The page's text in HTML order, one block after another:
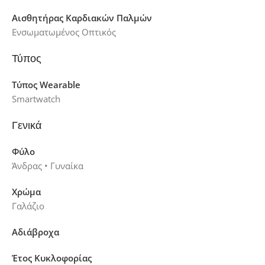
Αισθητήρας Καρδιακών Παλμών
Ενσωματωμένος Οπτικός
Τύπος
Τύπος Wearable
Smartwatch
Γενικά
Φύλο
Άνδρας • Γυναίκα
Χρώμα
Γαλάζιο
Αδιάβροχα
Έτος Κυκλοφορίας